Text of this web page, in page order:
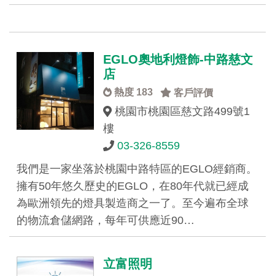
EGLO奧地利燈飾-中路慈文
店
熱度 183 客戶評價
桃園市桃園區慈文路499號1
樓
03-326-8559
我們是一家坐落於桃園中路特區的EGLO經銷商。
擁有50年悠久歷史的EGLO，在80年代就已經成
為歐洲領先的燈具製造商之一了。至今遍布全球
的物流倉儲網路，每年可供應近90…
立富照明